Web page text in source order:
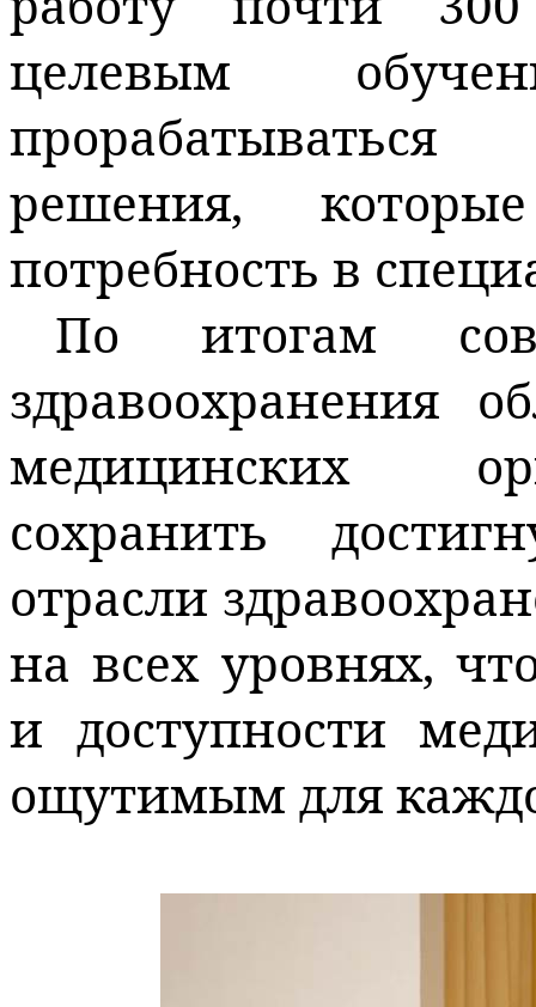
целевым
решения,
потребность в
По итогам
здравоохранения
медицинских
сохранить
отрасли
на всех уровнях,
и доступности
ощутимым для